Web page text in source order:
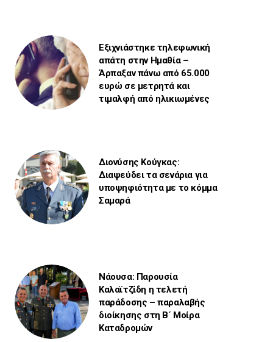
Εξιχνιάστηκε τηλεφωνική
απάτη στην Ημαθία –
Άρπαξαν πάνω από 65.000
ευρώ σε μετρητά και
τιμαλφή από ηλικιωμένες
Διονύσης Κούγκας:
Διαψεύδει τα σενάρια για
υποψηφιότητα με το κόμμα
Σαμαρά
Νάουσα: Παρουσία
Καλαϊτζίδη η τελετή
παράδοσης – παραλαβής
διοίκησης στη Β΄ Μοίρα
Καταδρομών